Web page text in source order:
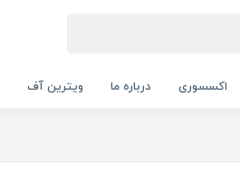
اکسسوری درباره ما ویترین آف